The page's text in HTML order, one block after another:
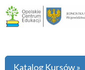
Katalog Kursów »